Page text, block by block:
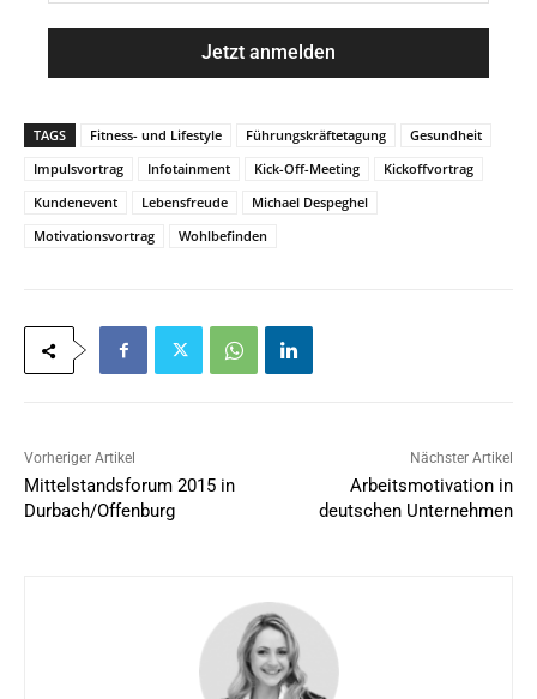
M
a
l
TAGS Fitness- und Lifestyle Führungskräftetagung
Gesundheit
Impulsvortrag
Infotainment Kick-Off-Meeting
Kickoffvortrag
Kundenevent
Lebensfreude
Michael Despeghel
Motivationsvortrag
Wohlbefinden
Vorheriger Artikel
Mittelstandsforum 2015 in
Durbach/Offenburg
Nächster Artikel
Arbeitsmotivation in
deutschen Unternehmen